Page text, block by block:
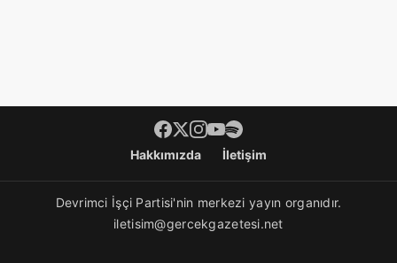
Footer menüHakkımızda İletişim
Devrimci İşçi Partisi'nin merkezi yayın organıdır.
iletisim@gercekgazetesi.net